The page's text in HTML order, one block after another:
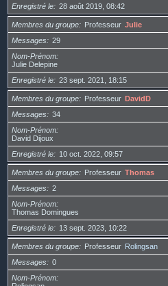
Enregistré le
28 août 2019, 08:42
Membres du groupe Professeur Julie
Messages
29
Nom-Prénom
Julie Delepine
Enregistré le
23 sept. 2021, 18:15
Membres du groupe Professeur DavidD
Messages
34
Nom-Prénom
David Dijoux
Enregistré le
10 oct. 2022, 09:57
Membres du groupe Professeur Thomas
Messages
2
Nom-Prénom
Thomas Domingues
Enregistré le
13 sept. 2023, 10:22
Membres du groupe Professeur Rolingsan
Messages
0
Nom-Prénom